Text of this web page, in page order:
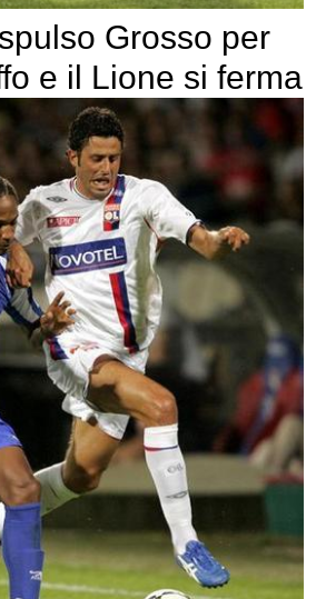
Grosso per
e il Lione si ferma